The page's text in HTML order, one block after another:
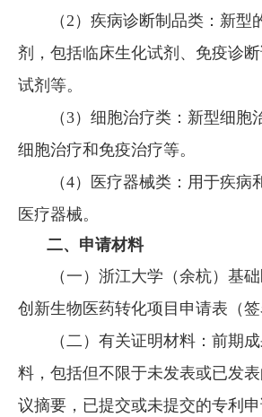
（2）疾病诊断制品类：新型
剂，包括临床生化试剂、免疫诊
试剂等。
（3）细胞治疗类：新型细胞
细胞治疗和免疫治疗等。
（4）医疗器械类：用于疾病
医疗器械。
二、申请材料
（一）浙江大学（余杭）基
创新生物医药转化项目申请表（签
（二）有关证明材料：前期
料，包括但不限于未发表或已发
议摘要，已提交或未提交的专利